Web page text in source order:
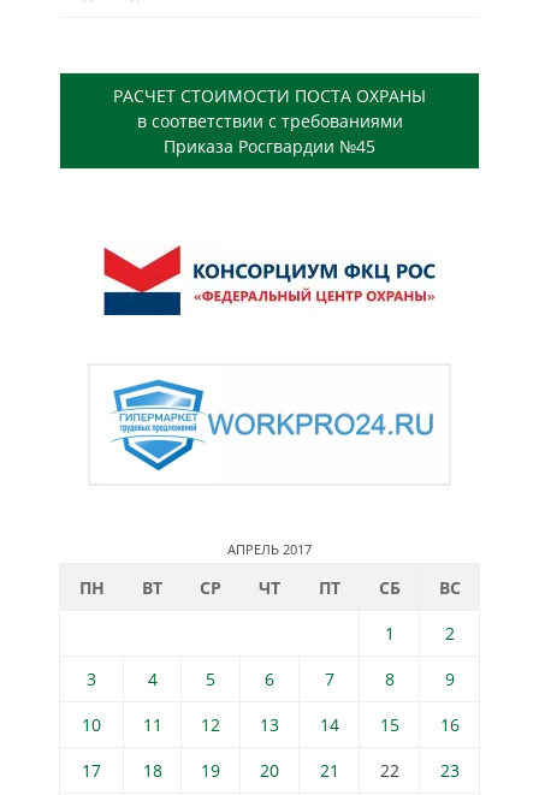
РАСЧЕТ СТОИМОСТИ ПОСТА ОХРАНЫ
в соответствии с требованиями
Приказа Росгвардии №45
АПРЕЛЬ 2017
ПН ВТ СР ЧТ ПТ СБ
ВС
1
2
3
4 5 6 7 8
9
10
11 12 13 14 15
16
17
18 19 20 21 22
23